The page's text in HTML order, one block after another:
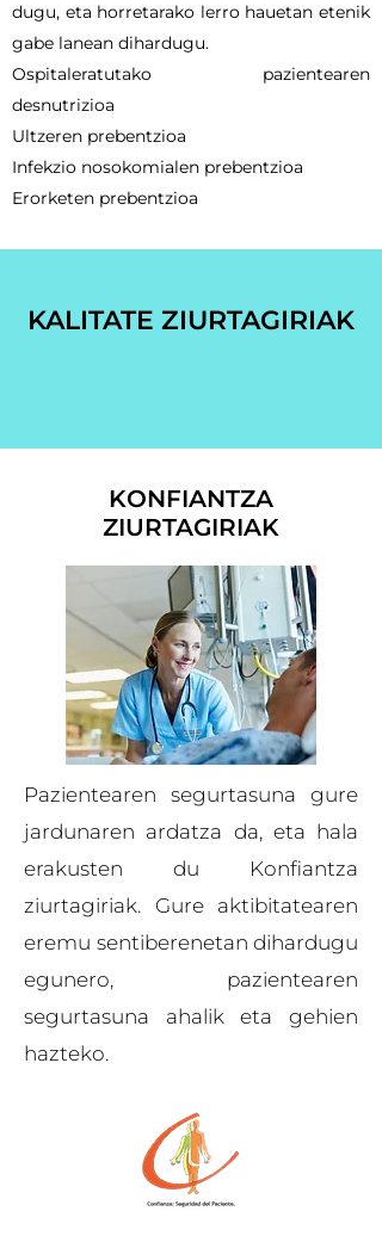
dugu, eta horretarako lerro hauetan etenik
gabe lanean dihardugu.
Ospitaleratutako pazientearen
desnutrizioa
Ultzeren prebentzioa
Infekzio nosokomialen prebentzioa
Erorketen prebentzioa
KALITATE ZIURTAGIRIAK
KONFIANTZA
ZIURTAGIRIAK
Pazientearen segurtasuna gure
jardunaren ardatza da, eta hala
erakusten du Konfiantza
ziurtagiriak. Gure aktibitatearen
eremu sentiberenetan dihardugu
egunero, pazientearen
segurtasuna ahalik eta gehien
hazteko.